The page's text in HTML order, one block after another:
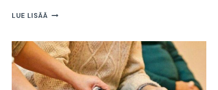
LUE LISÄÄ JOHTAVA
PUSKA:
”TÄSSÄ
SEKAVASSA
AJANHETKESSÄ
KORKEASTI